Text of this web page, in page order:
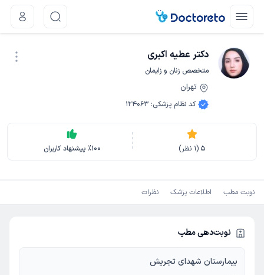
دکتر عطیه اکبری
متخصص زنان و زایمان
تهران
کد نظام پزشکی:
124063
5
(
1 نظر) ٪100 پیشنهاد کاربران
نوبت مطب اطلاعات پزشک نظرات
نوبت‌دهی مطب
بیمارستان شهدای تجریش